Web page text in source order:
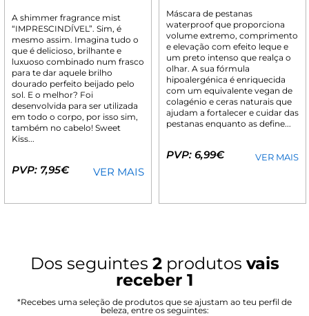
A shimmer fragrance mist
“IMPRESCINDÍVEL”. Sim, é
mesmo assim. Imagina tudo o
que é delicioso, brilhante e
luxuoso combinado num frasco
para te dar aquele brilho
dourado perfeito beijado pelo
sol. E o melhor? Foi
desenvolvida para ser utilizada
em todo o corpo, por isso sim,
também no cabelo! Sweet
Kiss...
PVP: 7,95€ VER MAIS
Máscara de pestanas
waterproof que proporciona
volume extremo, comprimento
e elevação com efeito leque e
um preto intenso que realça o
olhar. A sua fórmula
hipoalergénica é enriquecida
com um equivalente vegan de
colagénio e ceras naturais que
ajudam a fortalecer e cuidar das
pestanas enquanto as define...
PVP: 6,99€ VER MAIS
Dos seguintes 2produtos vais
receber 1
*Recebes uma seleção de produtos que se ajustam ao teu perfil de
beleza, entre os seguintes: